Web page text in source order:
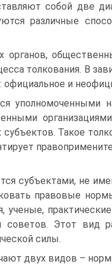
собой две
различные
органов,
толкования. В
официальное и
уполномоченными
субъектов. Такое
субъектами, не
правовые
ученые,
Этот вид
силы.
двух видов –